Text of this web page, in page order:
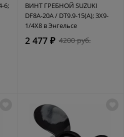
6;
ВИНТ ГРЕБНОЙ SUZUKI
DF8A-20A / DT9.9-15(A); 3X9-
1/4X8 в Энгельсе
2 477 ₽ 4200 руб.